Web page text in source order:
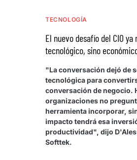
TECNOLOGÍA
El nuevo desafío del CIO ya
tecnológico, sino
"La conversación dejó de
tecnológica para
conversación de negocio.
organizaciones no
herramienta incorporar,
impacto tendrá esa
productividad", dijo
Softtek.